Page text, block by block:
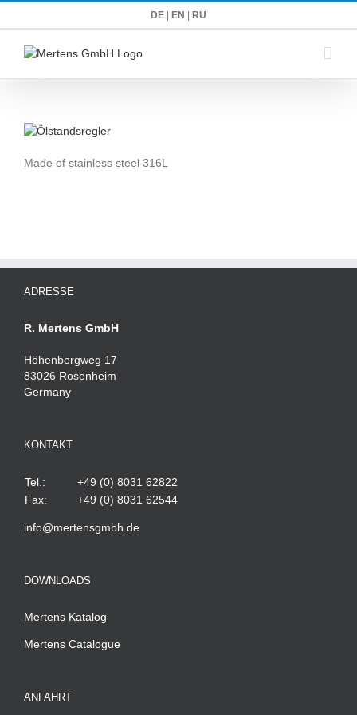
DE EN RU
Made of stainless steel 316L
ADRESSE
R. Mertens GmbH
Höhenbergweg 17
83026 Rosenheim
Germany
KONTAKT
Tel.:
+49 (0) 8031 62822
Fax:
+49 (0) 8031 62544
info@mertensgmbh.de
DOWNLOADS
Mertens Katalog
Mertens Catalogue
ANFAHRT